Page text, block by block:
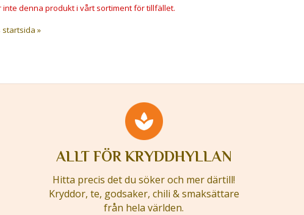
inte denna produkt i vårt sortiment för tillfället.
»
ALLT FÖR KRYDDHYLLAN
Hitta precis det du söker och mer därtill!
Kryddor, te, godsaker, chili & smaksättare
från hela världen.